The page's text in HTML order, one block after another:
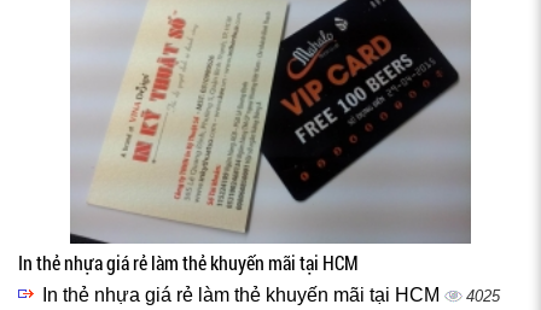
In thẻ nhựa giá rẻ làm thẻ khuyến mãi tại HCM
In thẻ nhựa giá rẻ làm thẻ khuyến mãi tại HCM 4025